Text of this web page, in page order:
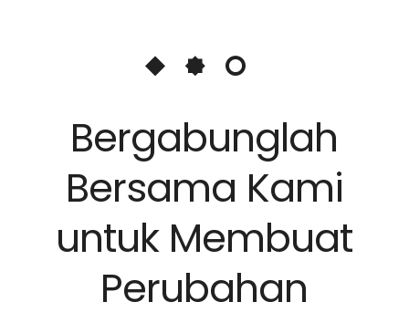
Bergabunglah
Bersama Kami
untuk Membuat
Perubahan